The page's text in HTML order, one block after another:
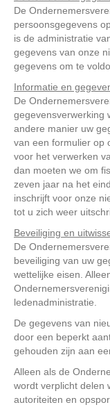
De
persoonsgegevens
is de administratie
gegevens van onze
gegevens om te
Informatie en
De
gegevensverwerking
andere manier uw
van een formulier op
voor het verwerken
dan moeten we om
zeven jaar na het
inschrijft voor onze
tot u zich weer
Beveiliging en
De
beveiliging van uw
wettelijke eisen.
ledenadministratie.
De gegevens van
door een beperkt
gehouden zijn aan
Alleen als de
wordt verplicht delen
autoriteiten en